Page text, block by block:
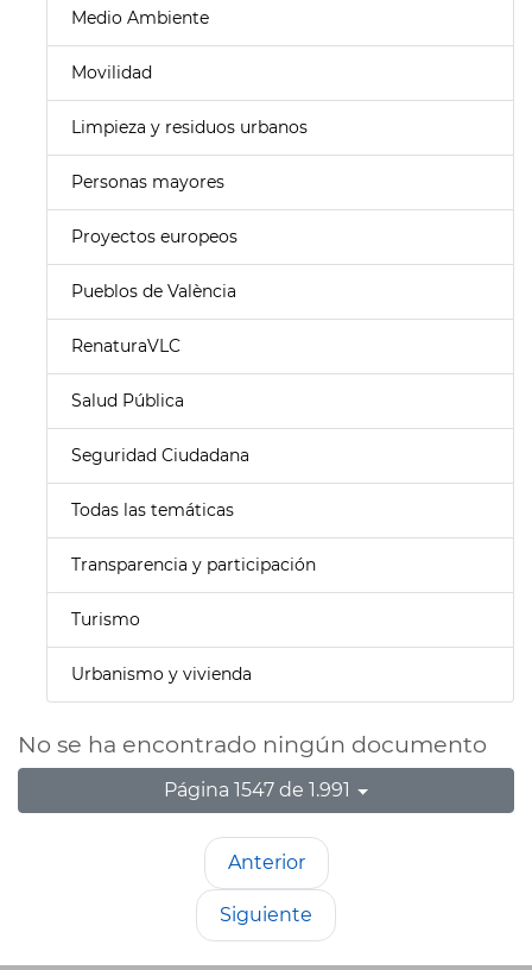
Medio Ambiente
Movilidad
Limpieza y residuos urbanos
Personas mayores
Proyectos europeos
Pueblos de València
RenaturaVLC
Salud Pública
Seguridad Ciudadana
Todas las temáticas
Transparencia y participación
Turismo
Urbanismo y vivienda
No se ha encontrado ningún documento
Página 1547 de 1.991
Anterior
Siguiente